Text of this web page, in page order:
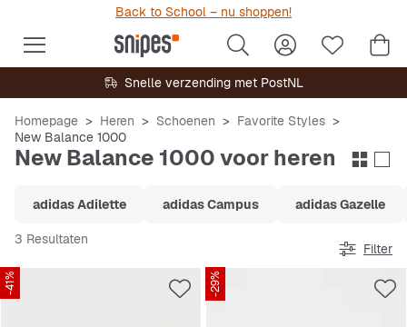
Back to School – nu shoppen!
Snelle verzending met PostNL
Homepage Heren Schoenen
Favorite Styles
New Balance 1000
New Balance 1000 voor heren
adidas Adilette adidas Campus adidas Gazelle
3 Resultaten
Filter
-41% -29%